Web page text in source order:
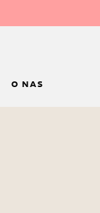
O NAS